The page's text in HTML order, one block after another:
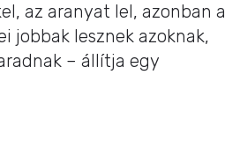
az aranyat lel, azonban a
jobbak lesznek azoknak,
– állítja egy